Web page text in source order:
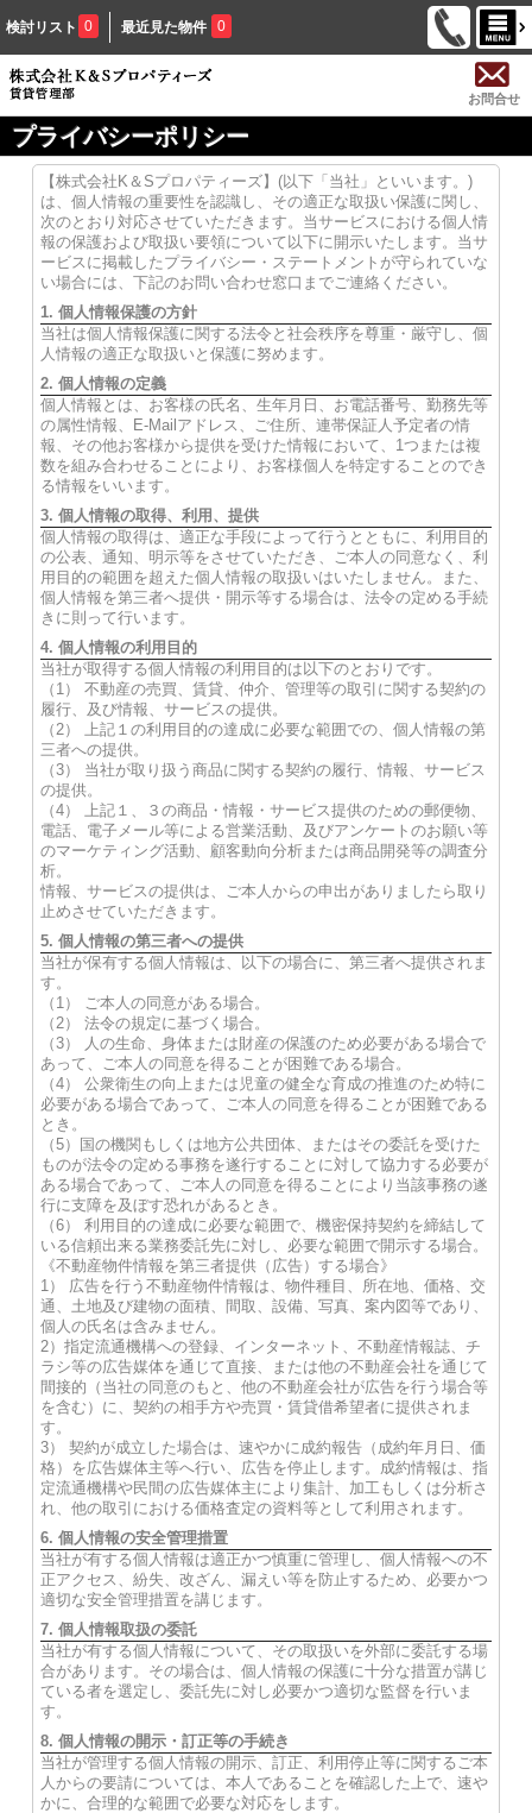
検討リスト 0 最近見た物件 0
お問合せ
プライバシーポリシー
【株式会社K＆Sプロパティーズ】(以下「当社」といいます。)
は、個人情報の重要性を認識し、その適正な取扱い保護に関し、
次のとおり対応させていただきます。当サービスにおける個人情
報の保護および取扱い要領について以下に開示いたします。当サ
ービスに掲載したプライバシー・ステートメントが守られていな
い場合には、下記のお問い合わせ窓口までご連絡ください。
1. 個人情報保護の方針
当社は個人情報保護に関する法令と社会秩序を尊重・厳守し、個
人情報の適正な取扱いと保護に努めます。
2. 個人情報の定義
個人情報とは、お客様の氏名、生年月日、お電話番号、勤務先等
の属性情報、E-Mailアドレス、ご住所、連帯保証人予定者の情
報、その他お客様から提供を受けた情報において、1つまたは複
数を組み合わせることにより、お客様個人を特定することのでき
る情報をいいます。
3. 個人情報の取得、利用、提供
個人情報の取得は、適正な手段によって行うとともに、利用目的
の公表、通知、明示等をさせていただき、ご本人の同意なく、利
用目的の範囲を超えた個人情報の取扱いはいたしません。また、
個人情報を第三者へ提供・開示等する場合は、法令の定める手続
きに則って行います。
4. 個人情報の利用目的
当社が取得する個人情報の利用目的は以下のとおりです。
（1） 不動産の売買、賃貸、仲介、管理等の取引に関する契約の
履行、及び情報、サービスの提供。
（2） 上記１の利用目的の達成に必要な範囲での、個人情報の第
三者への提供。
（3） 当社が取り扱う商品に関する契約の履行、情報、サービス
の提供。
（4） 上記１、３の商品・情報・サービス提供のための郵便物、
電話、電子メール等による営業活動、及びアンケートのお願い等
のマーケティング活動、顧客動向分析または商品開発等の調査分
析。
情報、サービスの提供は、ご本人からの申出がありましたら取り
止めさせていただきます。
5. 個人情報の第三者への提供
当社が保有する個人情報は、以下の場合に、第三者へ提供されま
す。
（1） ご本人の同意がある場合。
（2） 法令の規定に基づく場合。
（3） 人の生命、身体または財産の保護のため必要がある場合で
あって、ご本人の同意を得ることが困難である場合。
（4） 公衆衛生の向上または児童の健全な育成の推進のため特に
必要がある場合であって、ご本人の同意を得ることが困難である
とき。
（5）国の機関もしくは地方公共団体、またはその委託を受けた
ものが法令の定める事務を遂行することに対して協力する必要が
ある場合であって、ご本人の同意を得ることにより当該事務の遂
行に支障を及ぼす恐れがあるとき。
（6） 利用目的の達成に必要な範囲で、機密保持契約を締結して
いる信頼出来る業務委託先に対し、必要な範囲で開示する場合。
《不動産物件情報を第三者提供（広告）する場合》
1） 広告を行う不動産物件情報は、物件種目、所在地、価格、交
通、土地及び建物の面積、間取、設備、写真、案内図等であり、
個人の氏名は含みません。
2）指定流通機構への登録、インターネット、不動産情報誌、チ
ラシ等の広告媒体を通じて直接、または他の不動産会社を通じて
間接的（当社の同意のもと、他の不動産会社が広告を行う場合等
を含む）に、契約の相手方や売買・賃貸借希望者に提供されま
す。
3） 契約が成立した場合は、速やかに成約報告（成約年月日、価
格）を広告媒体主等へ行い、広告を停止します。成約情報は、指
定流通機構や民間の広告媒体主により集計、加工もしくは分析さ
れ、他の取引における価格査定の資料等として利用されます。
6. 個人情報の安全管理措置
当社が有する個人情報は適正かつ慎重に管理し、個人情報への不
正アクセス、紛失、改ざん、漏えい等を防止するため、必要かつ
適切な安全管理措置を講じます。
7. 個人情報取扱の委託
当社が有する個人情報について、その取扱いを外部に委託する場
合があります。その場合は、個人情報の保護に十分な措置が講じ
ている者を選定し、委託先に対し必要かつ適切な監督を行いま
す。
8. 個人情報の開示・訂正等の手続き
当社が管理する個人情報の開示、訂正、利用停止等に関するご本
人からの要請については、本人であることを確認した上で、速や
かに、合理的な範囲で必要な対応をします。